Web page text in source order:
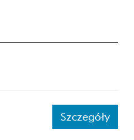
Szczegóły